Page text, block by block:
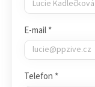
E-mail *
Telefon *